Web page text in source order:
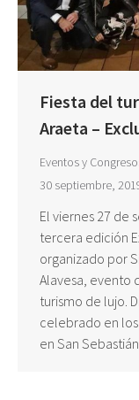
Fiesta del
Araeta –
Eventos y
30 septiembre,
El viernes 27 de
tercera edición
organizado por
Alavesa, evento
turismo de lujo.
celebrado en
en San